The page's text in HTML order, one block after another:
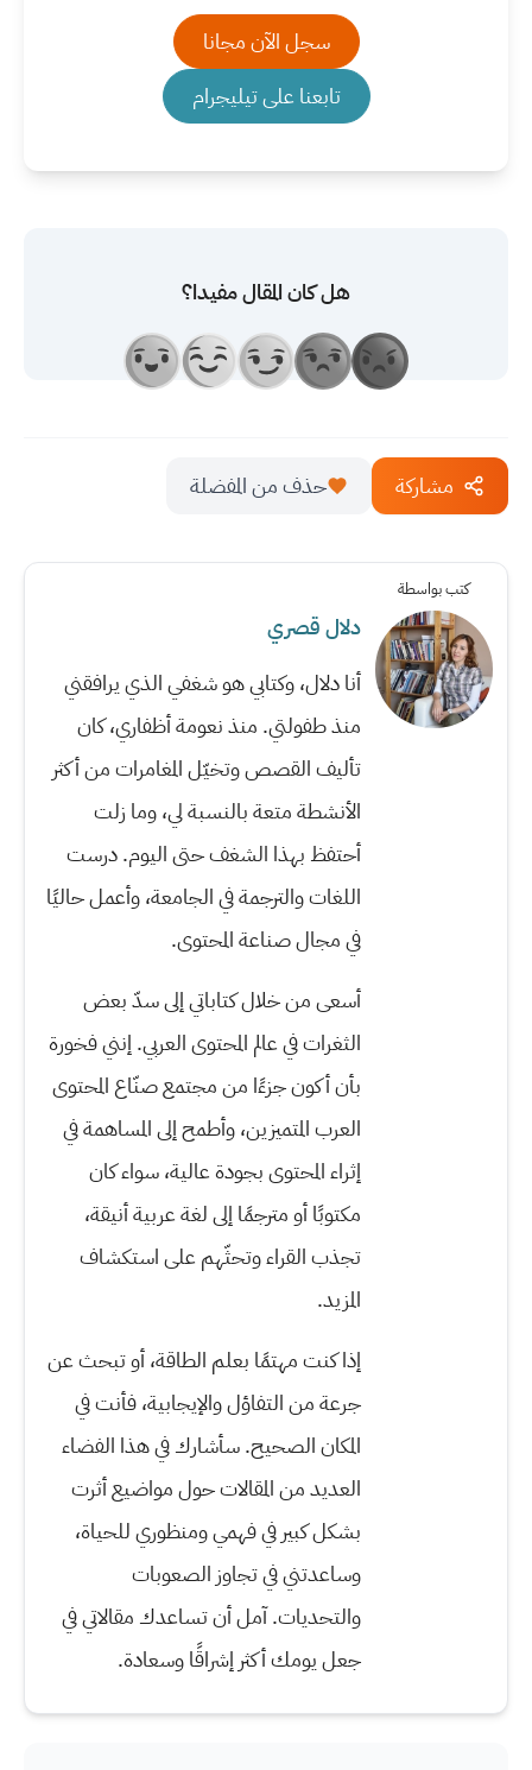
سجل الآن مجانا
تابعنا على تيليجرام
هل كان المقال مفيدا؟
مشاركة حذف من المفضلة
كتب بواسطة
دلال قصري
أنا دلال، وكتابي هو شغفي الذي يرافقني
منذ طفولتي. منذ نعومة أظفاري، كان
تأليف القصص وتخيّل المغامرات من أكثر
الأنشطة متعة بالنسبة لي، وما زلت
أحتفظ بهذا الشغف حتى اليوم. درست
اللغات والترجمة في الجامعة، وأعمل حاليًا
في مجال صناعة المحتوى.
أسعى من خلال كتاباتي إلى سدّ بعض
الثغرات في عالم المحتوى العربي. إنني فخورة
بأن أكون جزءًا من مجتمع صنّاع المحتوى
العرب المتميزين، وأطمح إلى المساهمة في
إثراء المحتوى بجودة عالية، سواء كان
مكتوبًا أو مترجمًا إلى لغة عربية أنيقة،
تجذب القراء وتحثّهم على استكشاف
المزيد.
إذا كنت مهتمًا بعلم الطاقة، أو تبحث عن
جرعة من التفاؤل والإيجابية، فأنت في
المكان الصحيح. سأشارك في هذا الفضاء
العديد من المقالات حول مواضيع أثرت
بشكل كبير في فهمي ومنظوري للحياة،
وساعدتني في تجاوز الصعوبات
والتحديات. آمل أن تساعدك مقالاتي في
جعل يومك أكثر إشراقًا وسعادة.